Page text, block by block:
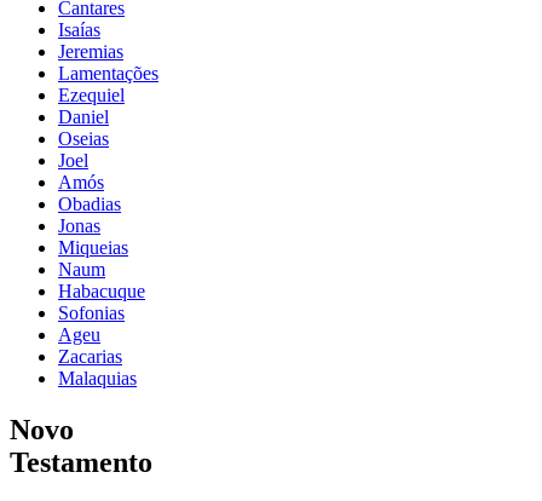
Cantares
Isaías
Jeremias
Lamentações
Ezequiel
Daniel
Oseias
Joel
Amós
Obadias
Jonas
Miqueias
Naum
Habacuque
Sofonias
Ageu
Zacarias
Malaquias
Novo
Testamento